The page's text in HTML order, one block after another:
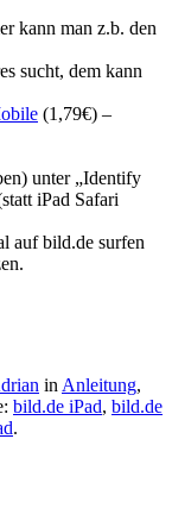
kann man z.b. den
sucht, dem kann
(1,79€) –
unter „Identify
iPad Safari
auf bild.de surfen
inAnleitung,
bild.de iPad, bild.de
.